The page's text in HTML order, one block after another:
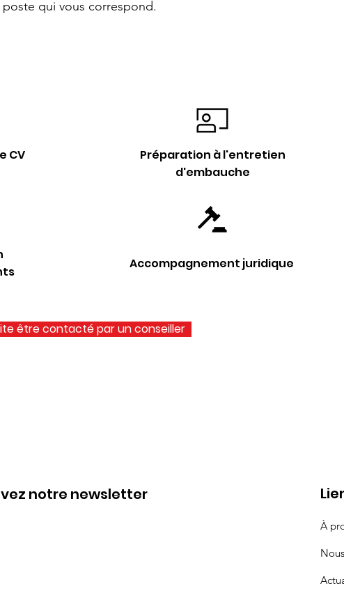
poste qui vous correspond.
CV
Préparation à l'entretien
d'embauche
Accompagnement juridique
être contacté par un conseiller
notre newsletter
À